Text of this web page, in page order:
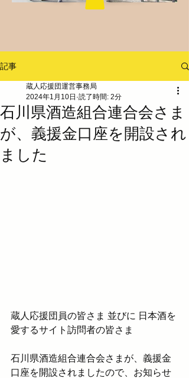
記事
石川県酒造組合連合会さま
が、義援金口座を開設され
ました
蔵人応援団運営事務局
2024年1月10日 読了時間: 2分
蔵人応援団員の皆さま 並びに 日本酒を
愛するサイト訪問者の皆さま
石川県酒造組合連合会さまが、義援金
口座を開設されましたので、お知らせ